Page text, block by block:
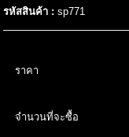
รหัสสินค้า :sp771
ราคา
จำนวนที่จะซื้อ